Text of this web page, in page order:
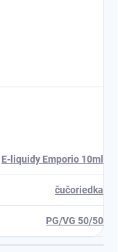
E-liquidy Emporio 10ml
čučoriedka
PG/VG 50/50